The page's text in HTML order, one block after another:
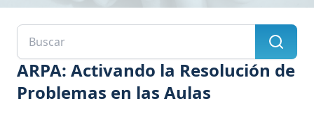
ARPA: Activando la Resolución de
Problemas en las Aulas